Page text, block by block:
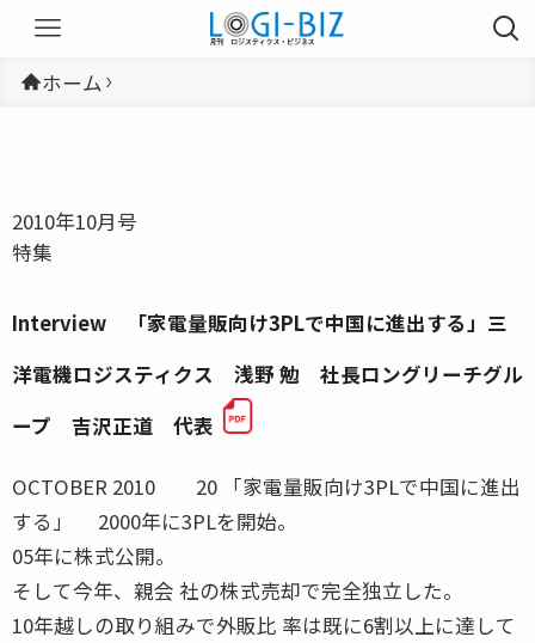
ホーム
2010年10月号
特集
Interview 「家電量販向け3PLで中国に進出する」三
洋電機ロジスティクス 浅野 勉 社長ロングリーチグル
ープ 吉沢正道 代表
OCTOBER 2010 20 「家電量販向け3PLで中国に進出
する」 2000年に3PLを開始。
05年に株式公開。
そして今年、親会 社の株式売却で完全独立した。
10年越しの取り組みで外販比 率は既に6割以上に達して